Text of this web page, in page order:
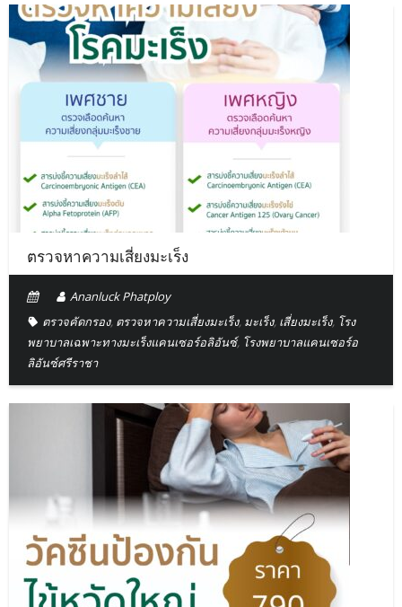
ตรวจหาความเสี่ยงมะเร็ง
Ananluck Phatploy
ตรวจคัดกรอง, ตรวจหาความเสี่ยงมะเร็ง, มะเร็ง, เสี่ยงมะเร็ง, โรง
พยาบาลเฉพาะทางมะเร็งแคนเซอร์อลิอันซ์, โรงพยาบาลแคนเซอร์อ
ลิอันซ์ศรีราชา